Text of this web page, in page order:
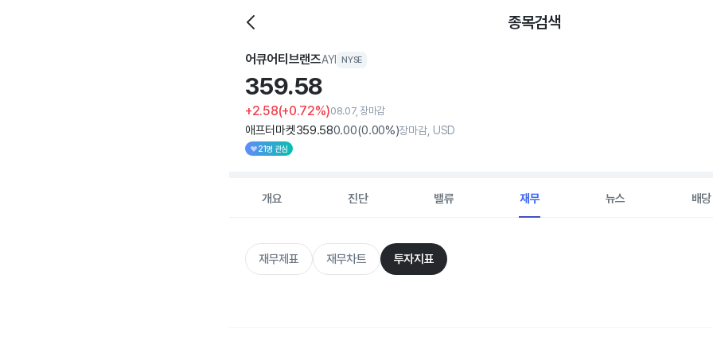
종목검색
어큐어티브랜즈AYI NYSE
359.58
+2.58(+0.72%)08.07, 장마감
애프터마켓359.580.00(0.00%)장마감, USD
21명 관심
개요 진단 밸류 재무 뉴스 배당
재무제표 재무차트 투자지표